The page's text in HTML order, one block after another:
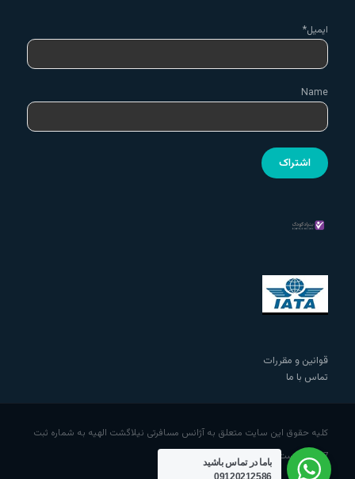
ایمیل*
Name
قوانین و مقررات
تماس با ما
کلیه حقوق این سایت متعلق به آژانس مسافرتی نیلاگشت الهیه به شماره ثبت
508237 است.
باما در تماس باشید
09120212586